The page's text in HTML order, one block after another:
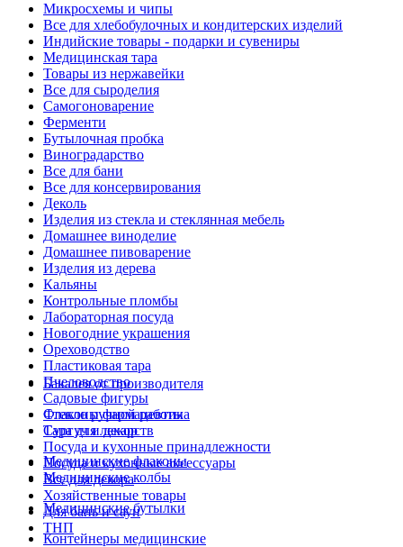
Микросхемы и чипы
Все для хлебобулочных и кондитерских изделий
Индийские товары - подарки и сувениры
Медицинская тара
Товары из нержавейки
Все для сыроделия
Самогоноварение
Ферменти
Бутылочная пробка
Виноградарство
Все для бани
Все для консервирования
Деколь
Изделия из стекла и стеклянная мебель
Домашнее виноделие
Домашнее пивоварение
Изделия из дерева
Кальяны
Контрольные пломбы
Лабораторная посуда
Новогодние украшения
Ореховодство
Пластиковая тара
Пчеловодство
Садовые фигуры
Стекло ручной работы
Сургуч и декор
Посуда и кухонные принадлежности
Посуда и кухонные аксессуары
Все для декора
Хозяйственные товары
Для бань и саун
ТНП
Бакалея от производителя
Флаконы фармацевтика
Тара для лекарств
Медицинские флаконы
Медицинские колбы
Медицинские бутылки
Контейнеры медицинские